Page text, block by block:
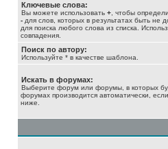
Ключевые слова:
Вы можете использовать + , чтобы
- для слов, которых в результатах быть
для поиска любого слова из списка.
совпадения.
Поиск по автору:
Используйте * в качестве шаблона.
Искать в форумах:
Выберите форум или форумы, в которых
форумах производится автоматически,
ниже.